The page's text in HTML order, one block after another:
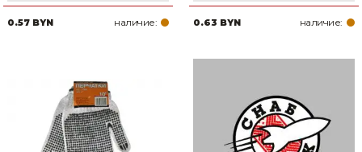
0.57 BYN наличие: 0.63 BYN наличие: